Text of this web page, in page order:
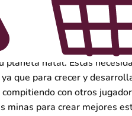
Terra Mystica, cada
colonizar pacíficamente la
poder sobrevivir en los
planeta natal. Estas
que para crecer y
con otros
minas para crear mejores